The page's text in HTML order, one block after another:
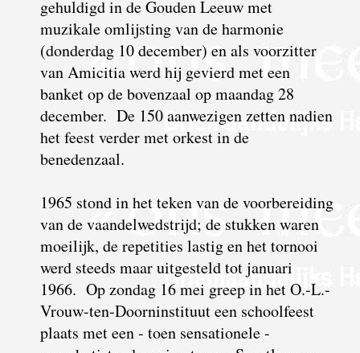
gehuldigd in de Gouden Leeuw met
muzikale omlijsting van de harmonie
(donderdag 10 december) en als voorzitter
van Amicitia werd hij gevierd met een
banket op de bovenzaal op maandag 28
december. De 150 aanwezigen zetten nadien
het feest verder met orkest in de
benedenzaal.
1965 stond in het teken van de voorbereiding
van de vaandelwedstrijd; de stukken waren
moeilijk, de repetities lastig en het tornooi
werd steeds maar uitgesteld tot januari
1966. Op zondag 16 mei greep in het O.-L.-
Vrouw-ten-Doorninstituut een schoolfeest
plaats met een - toen sensationele -